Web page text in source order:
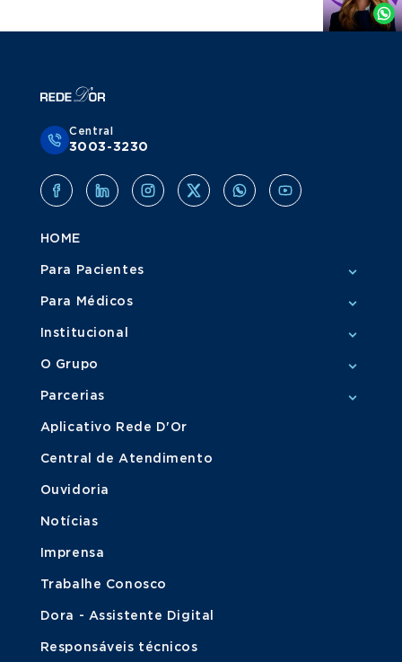
Whatsapp
Central
3003-3230
HOME
Para Pacientes
Para Médicos
Institucional
O Grupo
Parcerias
Aplicativo Rede D'Or
Central de Atendimento
Ouvidoria
Notícias
Imprensa
Trabalhe Conosco
Dora - Assistente Digital
Responsáveis técnicos